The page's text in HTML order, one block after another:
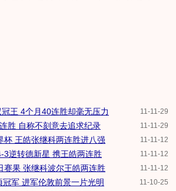
11-11-29
王 4个月40连胜却毫无压力
11-11-29
胜 自称不刻意去追求纪录
11-11-12
杯 王皓张继科两连胜进八强
11-11-12
3逆转德新星 携王皓两连胜
11-11-12
赛果 张继科波尔王皓两连胜
11-10-25
军 进军伦敦前景一片光明